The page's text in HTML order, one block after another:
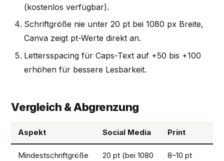
(kostenlos verfügbar).
Schriftgröße nie unter 20 pt bei 1080 px Breite,
Canva zeigt pt-Werte direkt an.
Lettersspacing für Caps-Text auf +50 bis +100
erhöhen für bessere Lesbarkeit.
Vergleich & Abgrenzung
Aspekt Social Media Print
Mindestschriftgröße
20 pt (bei 1080
8–10 pt